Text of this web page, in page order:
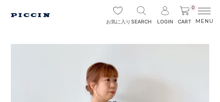
お気に入り SEARCH LOGIN
0
CART